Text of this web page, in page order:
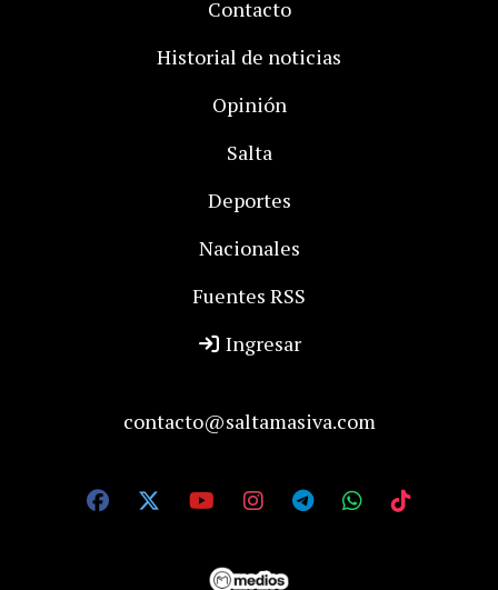
Contacto
Historial de noticias
Opinión
Salta
Deportes
Nacionales
Fuentes RSS
Ingresar
contacto@saltamasiva.com